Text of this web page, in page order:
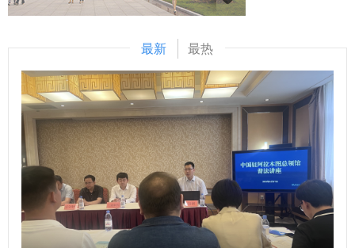
自2021年起，我校两次成功申请并获批国家留学基金管理委
员会“国际组织后备人才培养项目——国际组织法治人才培养
项目”。截至目前，已累计选派30名优秀硕士研究生赴海外深
造，其中10名学生已前往联合国秘书处、国际电信联盟等国际
组织开展海外实习。 （供稿：国际交流与合作处 撰稿：梁茵
审核：陈梦琦）
司法鉴定工作给予了充分的肯定，同时也指出了各专业在
CNAS体系运行过程中存在的不足，并提出了整改要求和发展
建议。王波代表评审组宣布本中心顺利通过本次复评审及变更
评审，法医临床、文书、痕迹、电子数据四个专业继续获得推
荐认可。 程军伟代表中心作表态发言，对评审组专业严谨的
工作表达了由衷的感谢。他表示，中心将按时按质完成整改任
务，充分吸收专家建议积极开展工作，不断提升质量体系运行
效果，加强专业建设，防范执业风险，持续为社会提供高质量
的司法鉴定服务。 （供稿：司法鉴定中心 撰稿：黄伟 审核：
程军伟）
最新 最热